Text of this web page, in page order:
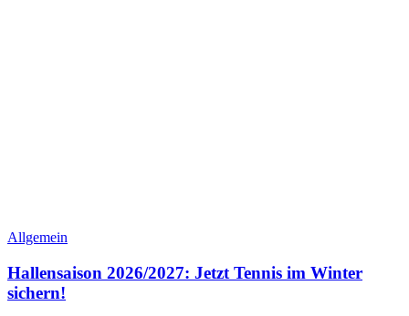
Allgemein
Hallensaison 2026/2027: Jetzt Tennis im Winter
sichern!